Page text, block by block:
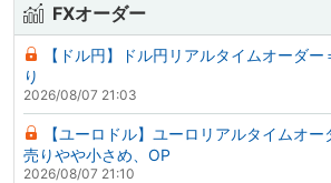
FXオーダー
【ドル円】ドル円リアルタイムオーダ
り
2026/08/07 21:03
【ユーロドル】ユーロリアルタイムオ
売りやや小さめ、OP
2026/08/07 21:10